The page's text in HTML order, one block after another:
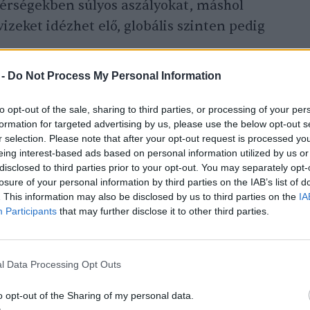
Do Not Process My Personal Information
opt-out of the sale, sharing to third parties, or processing of your
for targeted advertising by us, please use the below opt-out
selection. Please note that after your opt-out request is processed
interest-based ads based on personal information utilized by us
to third parties prior to your opt-out. You may separately
of your personal information by third parties on the IAB’s list of
This information may also be disclosed by us to third parties on the
Participants that may further disclose it to other third parties.
Data Processing Opt Outs
opt-out of the Sharing of my personal data.
súlyos aszályokat, máshol
idézhet elő, globális szinten pedig
közül egyre több számít rendkívüli
mintegy háromnegyede azt
térségének vízhőmérséklete legalább
az átlagot, egyes forgatókönyvek
is elképzelhetőnek tartanak.
as, illetve a 2015–2016-os
idején körülbelül 2,3 Celsius-fokos